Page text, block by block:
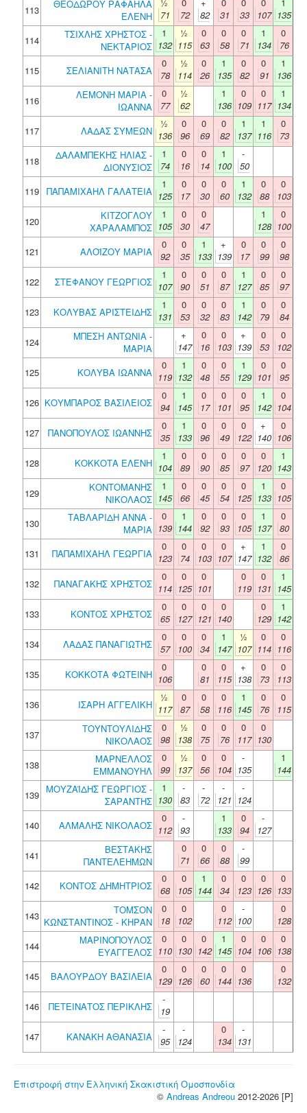
113
ΘΕΟΔΩΡΟΥ ΡΑΦΑΗΛΑ
ΕΛΕΝΗ
71
72
82
31
33
107 135
114
ΤΣΙΧΛΗΣ ΧΡΗΣΤΟΣ -
ΝΕΚΤΑΡΙΟΣ
1
132
½
115
0
63
0
58
0
71
1
134
0
76
115
ΣΕΛΙΑΝΙΤΗ ΝΑΤΑΣΑ
0
78
½
114
0
26
1
135
0
82
0
91
1
136
116
ΛΕΜΟΝΗ ΜΑΡΙΑ -
ΙΩΑΝΝΑ
0
77
½
62
1
136
0
109
0
117
1
134
117
ΛΑΔΑΣ ΣΥΜΕΩΝ
½
136
0
96
0
69
0
82
1
137
1
116
0
73
118
ΔΑΛΑΜΠΕΚΗΣ ΗΛΙΑΣ -
ΔΙΟΝΥΣΙΟΣ
1
74
0
16
0
14
1
100
-
50
119 ΠΑΠΑΜΙΧΑΗΛ ΓΑΛΑΤΕΙΑ
1
125
0
17
0
30
0
60
1
132
0
88
0
103
120
ΚΙΤΖΟΓΛΟΥ
ΧΑΡΑΛΑΜΠΟΣ
1
105
0
30
0
47
1
128
0
100
121
ΑΛΟΪΖΟΥ ΜΑΡΙΑ
0
92
0
35
1
133
+
139
0
17
0
99
0
98
122
ΣΤΕΦΑΝΟΥ ΓΕΩΡΓΙΟΣ
1
107
0
90
0
51
0
87
1
127
0
85
0
97
123
ΚΟΛΥΒΑΣ ΑΡΙΣΤΕΙΔΗΣ
1
131
0
53
0
32
0
83
1
142
0
79
0
84
124
ΜΠΕΣΗ ΑΝΤΩΝΙΑ -
ΜΑΡΙΑ
+
147
0
16
0
103
+
139
0
53
0
102
125
ΚΟΛΥΒΑ ΙΩΑΝΝΑ
0
119
1
132
0
48
0
55
1
129
0
101
0
95
126 ΚΟΥΜΠΑΡΟΣ ΒΑΣΙΛΕΙΟΣ
0
94
1
145
0
17
0
101
0
95
1
142
0
104
127
ΠΑΝΟΠΟΥΛΟΣ ΙΩΑΝΝΗΣ
0
35
1
133
0
96
0
49
0
122
+
140
0
106
128
ΚΟΚΚΟΤΑ ΕΛΕΝΗ
1
104
0
89
0
90
0
85
0
97
0
120
1
143
129
ΚΟΝΤΟΜΑΝΗΣ
ΝΙΚΟΛΑΟΣ
1
145
0
66
0
45
0
54
0
125
1
133
0
105
130
ΤΑΒΛΑΡΙΔΗ ΑΝΝΑ -
ΜΑΡΙΑ
0
139
1
144
0
92
0
93
0
105
1
137
0
80
131
ΠΑΠΑΜΙΧΑΗΛ ΓΕΩΡΓΙΑ
0
123
0
74
0
103
0
107
+
147
1
132
0
86
132
ΠΑΝΑΓΑΚΗΣ ΧΡΗΣΤΟΣ
0
114
0
125
0
101
0
119
0
131
1
145
133
ΚΟΝΤΟΣ ΧΡΗΣΤΟΣ
0
65
0
127
0
121
0
140
0
129
1
142
134
ΛΑΔΑΣ ΠΑΝΑΓΙΩΤΗΣ
0
57
0
100
0
34
1
147
½
107
0
114
0
116
135
ΚΟΚΚΟΤΑ ΦΩΤΕΙΝΗ
0
106
0
81
0
115
+
138
0
73
0
113
136
ΙΣΑΡΗ ΑΓΓΕΛΙΚΗ
½
117
0
87
0
58
0
116
1
145
0
76
0
115
137
ΤΟΥΝΤΟΥΛΙΔΗΣ
ΝΙΚΟΛΑΟΣ
0
98
½
138
0
75
0
76
0
117
0
130
138
ΜΑΡΝΕΛΛΟΣ
ΕΜΜΑΝΟΥΗΛ
0
99
½
137
0
56
0
104
-
135
1
144
139 ΜΟΥΖΑΪΔΗΣ ΓΕΩΡΓΙΟΣ -
ΣΑΡΑΝΤΗΣ
1
130
-
83
-
72
-
121
-
124
140
ΑΛΜΑΛΗΣ ΝΙΚΟΛΑΟΣ
0
112
-
93
1
133
0
94
-
127
141
ΒΕΣΤΑΚΗΣ
ΠΑΝΤΕΛΕΗΜΩΝ
0
71
0
66
0
88
-
99
142
ΚΟΝΤΟΣ ΔΗΜΗΤΡΙΟΣ
0
68
0
105
1
144
0
34
0
123
0
126
0
133
143
ΤΟΜΣΟΝ
ΚΩΝΣΤΑΝΤΙΝΟΣ - ΚΗΡΑΝ
0
18
0
102
0
112
-
100
0
128
144
ΜΑΡΙΝΟΠΟΥΛΟΣ
ΕΥΑΓΓΕΛΟΣ
0
110
0
130
0
142
1
145
0
104
0
106
0
138
145
ΒΑΛΟΥΡΔΟΥ ΒΑΣΙΛΕΙΑ
0
129
0
126
0
60
0
144
0
136
0
132
146
ΠΕΤΕΙΝΑΤΟΣ ΠΕΡΙΚΛΗΣ
-
19
147
ΚΑΝΑΚΗ ΑΘΑΝΑΣΙΑ
-
95
-
124
0
134
-
131
Επιστροφή στην Ελληνική Σκακιστική Ομοσπονδία
© Andreas Andreou 2012-2026 [P]